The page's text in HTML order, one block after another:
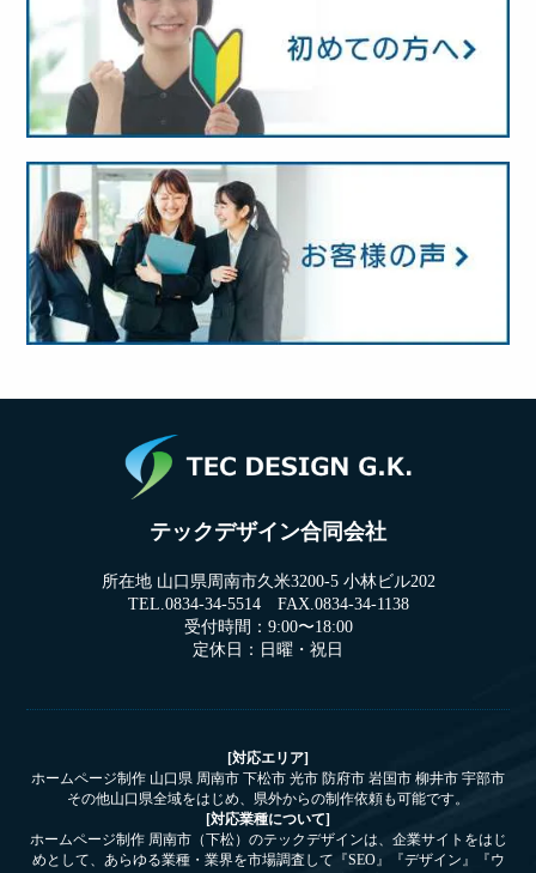
テックデザイン合同会社
所在地 山口県周南市久米3200-5 小林ビル202
TEL.0834-34-5514 FAX.0834-34-1138
受付時間：9:00〜18:00
定休日：日曜・祝日
[対応エリア]
ホームページ制作 山口県 周南市 下松市 光市 防府市 岩国市 柳井市 宇部市
その他山口県全域をはじめ、県外からの制作依頼も可能です。
[対応業種について]
ホームページ制作 周南市（下松）のテックデザインは、企業サイトをはじ
めとして、あらゆる業種・業界を市場調査して『SEO』『デザイン』『ウ